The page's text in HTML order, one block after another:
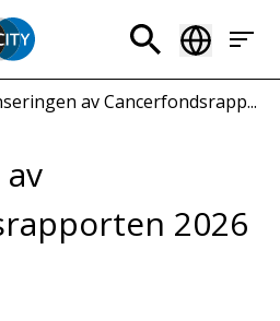
Header
menuav Cancerfondsrapp...
2026